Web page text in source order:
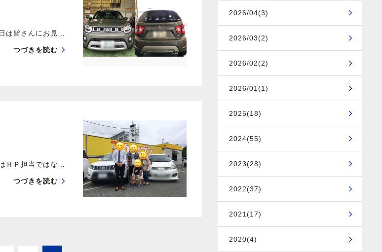
は皆さんにお見…
つづきを読む
ＨＰ担当ではな…
つづきを読む
2026/04(3)
2026/03(2)
2026/02(2)
2026/01(1)
2025(18)
2024(55)
2023(28)
2022(37)
2021(17)
2020(4)